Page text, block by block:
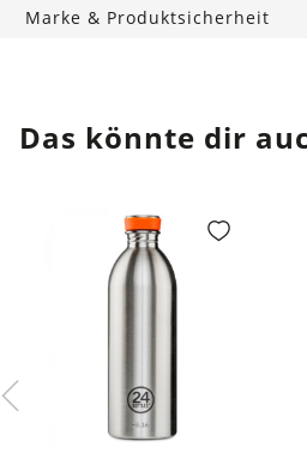
Marke & Produktsicherheit
Das könnte dir